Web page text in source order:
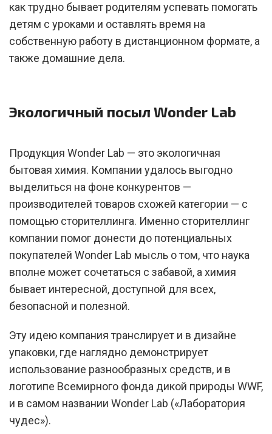
как трудно бывает родителям успевать помогать
детям с уроками и оставлять время на
собственную работу в дистанционном формате, а
также домашние дела.
Экологичный посыл Wonder Lab
Продукция Wonder Lab — это экологичная
бытовая химия. Компании удалось выгодно
выделиться на фоне конкурентов —
производителей товаров схожей категории — с
помощью сторителлинга. Именно сторителлинг
компании помог донести до потенциальных
покупателей Wonder Lab мысль о том, что наука
вполне может сочетаться с забавой, а химия
бывает интересной, доступной для всех,
безопасной и полезной.
Эту идею компания транслирует и в дизайне
упаковки, где наглядно демонстрирует
использование разнообразных средств, и в
логотипе Всемирного фонда дикой природы WWF,
и в самом названии Wonder Lab («Лаборатория
чудес»).